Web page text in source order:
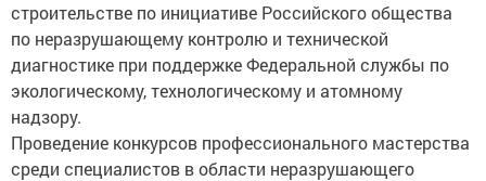
строительстве по инициативе Российского общества
по неразрушающему контролю и технической
диагностике при поддержке Федеральной службы по
экологическому, технологическому и атомному
надзору.
Проведение конкурсов профессионального мастерства
среди специалистов в области неразрушающего